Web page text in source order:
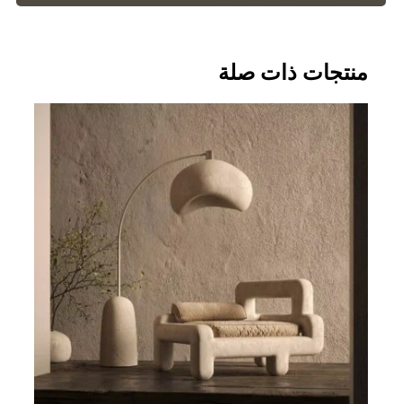
منتجات ذات صلة